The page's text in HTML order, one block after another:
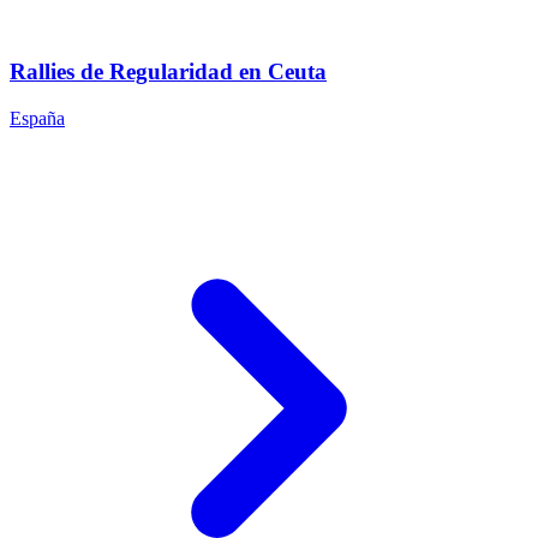
Rallies de Regularidad en Ceuta
España